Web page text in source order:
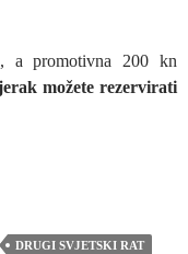
a promotivna 200 kn
možete rezervirati
DRUGI SVJETSKI RAT